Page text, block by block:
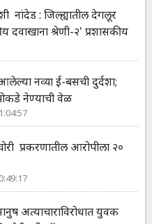
: जिल्ह्यातील देगलूर
दवाखाना श्रेणी-२' प्रशासकीय
नव्या ई-बसची दुर्दशा;
नेण्याची वेळ
प्रकरणातील आरोपीला २०
अत्याचाराविरोधात युवक